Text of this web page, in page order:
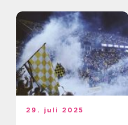
29. juli 2025